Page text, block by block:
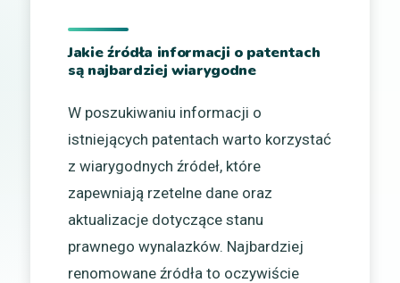
Jakie źródła informacji o patentach
są najbardziej wiarygodne
W poszukiwaniu informacji o
istniejących patentach warto korzystać
z wiarygodnych źródeł, które
zapewniają rzetelne dane oraz
aktualizacje dotyczące stanu
prawnego wynalazków. Najbardziej
renomowane źródła to oczywiście